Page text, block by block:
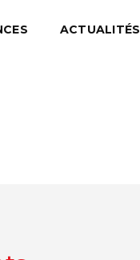
ACTUALITÉS